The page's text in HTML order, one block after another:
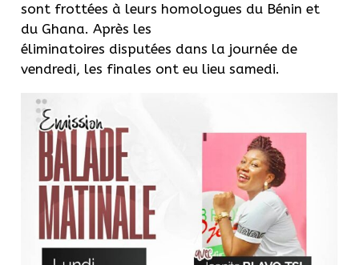
sont frottées à leurs homologues du Bénin et
du Ghana. Après les
éliminatoires disputées dans la journée de
vendredi, les finales ont eu lieu samedi.